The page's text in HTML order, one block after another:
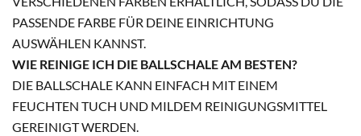
PASSENDE FARBE FÜR DEINE EINRICHTUNG
AUSWÄHLEN KANNST.
WIE REINIGE ICH DIE BALLSCHALE AM BESTEN?
DIE BALLSCHALE KANN EINFACH MIT EINEM
FEUCHTEN TUCH UND MILDEM REINIGUNGSMITTEL
GEREINIGT WERDEN.